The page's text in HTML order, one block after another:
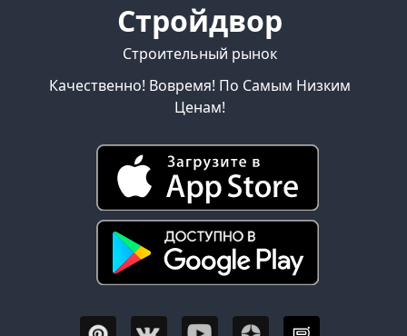
Стройдвор
Строительный рынок
Качественно! Вовремя! По Самым Низким
Ценам!